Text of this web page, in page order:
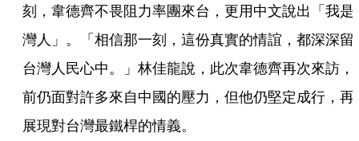
刻，韋德齊不畏阻力率團來台，更用中文說出「我是
灣人」。「相信那一刻，這份真實的情誼，都深深留
台灣人民心中。」林佳龍說，此次韋德齊再次來訪，
前仍面對許多來自中國的壓力，但他仍堅定成行，再
展現對台灣最鐵桿的情義。